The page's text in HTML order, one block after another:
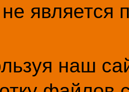
не является
наш